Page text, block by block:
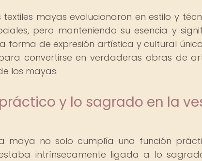
mayas evolucionaron en estilo y
pero manteniendo su esencia y
forma de expresión artística y cultural
convertirse en verdaderas obras de
los mayas.
y lo sagrado en la
maya no solo cumplía una función
intrínsecamente ligada a lo